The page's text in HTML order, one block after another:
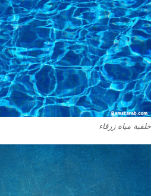
خلفية مياة زرقاء